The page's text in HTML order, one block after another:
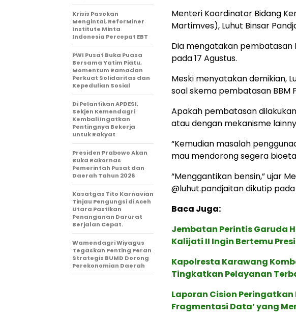
Menteri Koordinator Bidang
Martimves), Luhut Binsar
Dia mengatakan pembatasan
pada 17 Agustus.
Meski menyatakan demikian,
soal skema pembatasan BBM
Apakah pembatasan
atau dengan mekanisme
“Kemudian masalah
mau mendorong segera
“Menggantikan bensin,” ujar
@luhut.pandjaitan dikutip
Baca Juga:
Jembatan Perintis Garuda
Kalijati II Ingin Bertemu
Kapolresta Karawang
Tingkatkan Pelayanan
Laporan Cision
Fragmentasi Data’ yang
Krisis Pasokan
Mengintai, ReforMiner
Institute Minta
Indonesia Percepat EBT
PWI Pusat Buka Puasa
Bersama Yatim Piatu,
Momentum Ramadan
Perkuat Solidaritas dan
Kepedulian Sosial
Di Pelantikan APDESI,
Sekjen Kemendagri
Kembali Ingatkan
Pentingnya Bekerja
untuk Rakyat
Presiden Prabowo Akan
Buka Rakornas
Pemerintah Pusat dan
Daerah Tahun 2026
Kasatgas Tito Karnavian
Tinjau Pengungsi di Aceh
Utara Pastikan
Penanganan Darurat
Berjalan Cepat.
Wamendagri Wiyagus
Tegaskan Penting Peran
Strategis BUMD Dorong
Perekonomian Daerah